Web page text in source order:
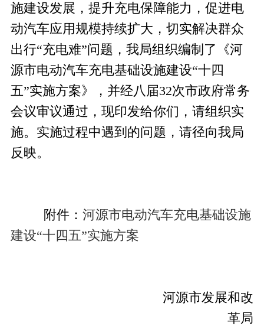
施建设发展，提升充电保障能力，促进电
动汽车应用规模持续扩大，切实解决群众
出行“充电难”问题，我局组织编制了《河
源市电动汽车充电基础设施建设“十四
五”实施方案》，并经八届32次市政府常务
会议审议通过，现印发给你们，请组织实
施。实施过程中遇到的问题，请径向我局
反映。
附件： 河源市电动汽车充电基础设施
建设“十四五”实施方案
河源市发展和改
革局